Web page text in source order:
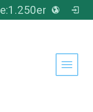
<span style="font-size:1.250em;"><strong>亞洲大學醫學暨健康學院</strong></span>
Toggle